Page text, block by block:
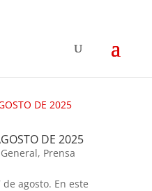
DE 2025
General, Prensa
de agosto. En este